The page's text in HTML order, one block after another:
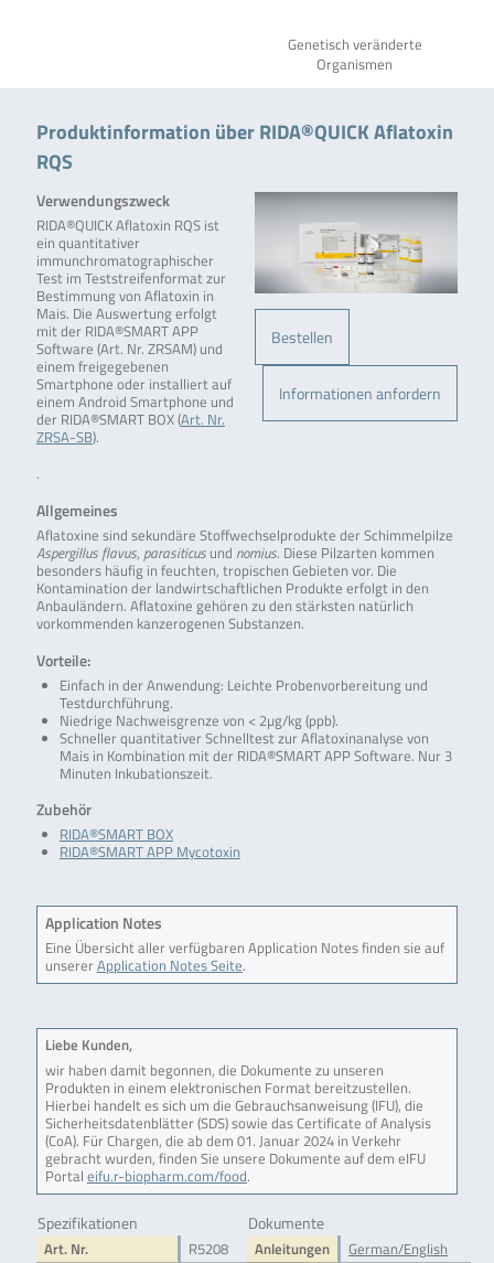
Genetisch veränderte
Organismen
Produktinformation über RIDA®QUICK Aflatoxin
RQS
Bestellen
Informationen anfordern
Verwendungszweck
RIDA®QUICK Aflatoxin RQS ist
ein quantitativer
immunchromatographischer
Test im Teststreifenformat zur
Bestimmung von Aflatoxin in
Mais. Die Auswertung erfolgt
mit der RIDA®SMART APP
Software (Art. Nr. ZRSAM) und
einem freigegebenen
Smartphone oder installiert auf
einem Android Smartphone und
der RIDA®SMART BOX (Art. Nr.
ZRSA-SB).
.
Allgemeines
Aflatoxine sind sekundäre Stoffwechselprodukte der Schimmelpilze
Aspergillus flavus, parasiticusund nomius. Diese Pilzarten kommen
besonders häufig in feuchten, tropischen Gebieten vor. Die
Kontamination der landwirtschaftlichen Produkte erfolgt in den
Anbauländern. Aflatoxine gehören zu den stärksten natürlich
vorkommenden kanzerogenen Substanzen.
Vorteile:
Einfach in der Anwendung: Leichte Probenvorbereitung und
Testdurchführung.
Niedrige Nachweisgrenze von < 2µg/kg (ppb).
Schneller quantitativer Schnelltest zur Aflatoxinanalyse von
Mais in Kombination mit der RIDA®SMART APP Software. Nur 3
Minuten Inkubationszeit.
Zubehör
RIDA®SMART BOX
RIDA®SMART APP Mycotoxin
Application Notes
Eine Übersicht aller verfügbaren Application Notes finden sie auf
unsererApplication Notes Seite.
Liebe Kunden,
wir haben damit begonnen, die Dokumente zu unseren
Produkten in einem elektronischen Format bereitzustellen.
Hierbei handelt es sich um die Gebrauchsanweisung (IFU), die
Sicherheitsdatenblätter (SDS) sowie das Certificate of Analysis
(CoA). Für Chargen, die ab dem 01. Januar 2024 in Verkehr
gebracht wurden, finden Sie unsere Dokumente auf dem eIFU
Portal eifu.r-biopharm.com/food.
Spezifikationen
Art. Nr.
R5208
Dokumente
Anleitungen
German/English